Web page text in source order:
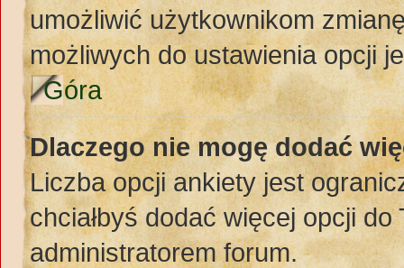
umożliwić użytkownikom
możliwych do ustawienia opcji
Góra
Dlaczego nie mogę dodać
Liczba opcji ankiety jest
chciałbyś dodać więcej opcji
administratorem forum.